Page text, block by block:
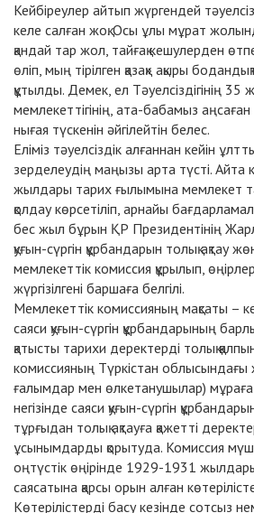
Кейбіреулер айтып жүргендей
келе салған жоқ. Осы ұлы мұрат
қандай тар жол, тайғақ кешулерден
өліп, мың тірілген қазақ» ақыры
құтылды. Демек, ел Тәуелсіздігінің 35
мемлекеттігінің, ата-бабамыз
нығая түскенін әйгілейтін белес.
Еліміз тәуелсіздік алғаннан кейін
зерделеудің маңызы арта түсті. Айта
жылдары тарих ғылымына мемлекет
қолдау көрсетіліп, арнайы
бес жыл бұрын ҚР Президентінің
қуғын-сүргін құрбандарын толық ақтау
мемлекеттік комиссия құрылып,
жүргізілгені баршаға белгілі.
Мемлекеттік комиссияның мақсаты –
саяси қуғын-сүргін құрбандарының
қатысты тарихи деректерді толық
комиссияның Түркістан облысындағы
ғалымдар мен өлкетанушылар)
негізінде саяси қуғын-сүргін
тұрғыдан толық ақтауға қажетті
ұсынымдарды қорытуда. Комиссия
оңтүстік өңірінде 1929-1931
саясатына қарсы орын алған
Көтерілістерді басу кезінде сотсыз